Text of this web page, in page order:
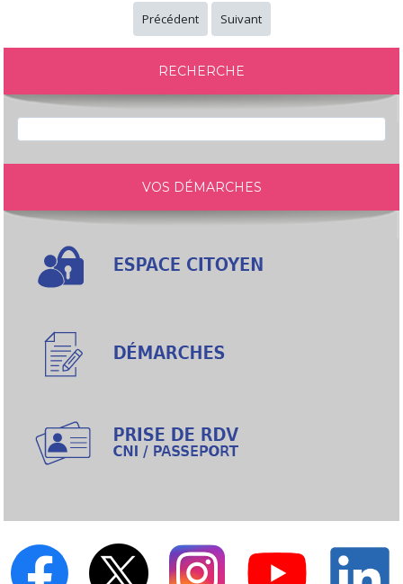
Précédent Suivant
RECHERCHE
VOS DÉMARCHES